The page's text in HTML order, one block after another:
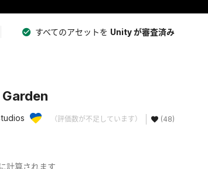
すべてのアセットを Unity が審査済み
（評価数が不足しています） (48)
計算されます